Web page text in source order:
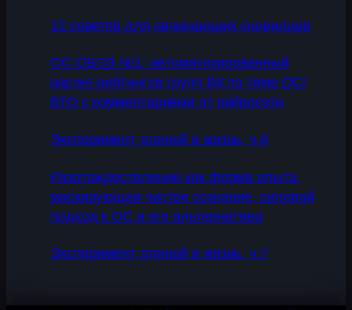
12 советов для начинающих сновидцев
ОС-ОБОЗ №1: автоматизированный
расчет рейтингов групп ВК по теме ОС/
ВТО с комментариями от нейросети
Эксперимент длиной в жизнь, ч.8
Разотождествление как форма опыта,
маскирующая чистое сознание, силовой
подход к ОС и его альтернатива
Эксперимент длиной в жизнь, ч.7